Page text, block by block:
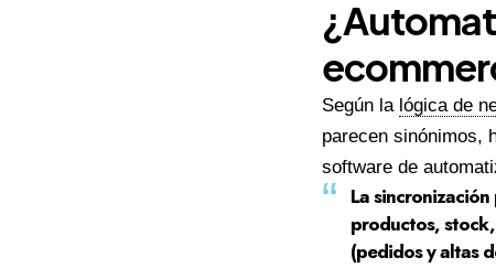
Según la lógica de
parecen sinónimos,
software de
La
productos,
(pedidos y altas